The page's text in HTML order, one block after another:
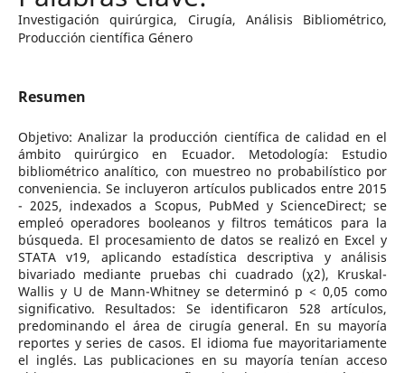
Investigación quirúrgica, Cirugía, Análisis Bibliométrico,
Producción científica Género
Resumen
Objetivo: Analizar la producción científica de calidad en el
ámbito quirúrgico en Ecuador. Metodología: Estudio
bibliométrico analítico, con muestreo no probabilístico por
conveniencia. Se incluyeron artículos publicados entre 2015
- 2025, indexados a Scopus, PubMed y ScienceDirect; se
empleó operadores booleanos y filtros temáticos para la
búsqueda. El procesamiento de datos se realizó en Excel y
STATA v19, aplicando estadística descriptiva y análisis
bivariado mediante pruebas chi cuadrado (χ2), Kruskal-
Wallis y U de Mann-Whitney se determinó p < 0,05 como
significativo. Resultados: Se identificaron 528 artículos,
predominando el área de cirugía general. En su mayoría
reportes y series de casos. El idioma fue mayoritariamente
el inglés. Las publicaciones en su mayoría tenían acceso